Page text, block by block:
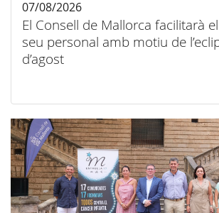
El Consell de Mallorca facilitarà
seu personal amb motiu de
d’agost
07/08/2026